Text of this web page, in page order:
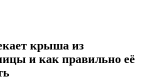
крыша из
и как правильно её